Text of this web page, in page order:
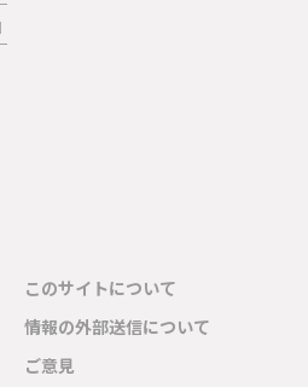
このサイトについて
情報の外部送信について
ご意見